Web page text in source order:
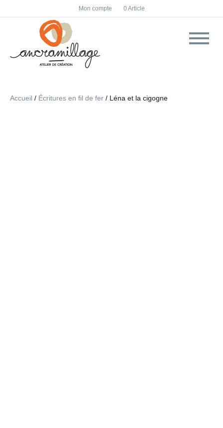
F
a
c
I
n
s
Mon compte 0 Article
Accueil / Écritures en fil de fer / Léna et la cigogne